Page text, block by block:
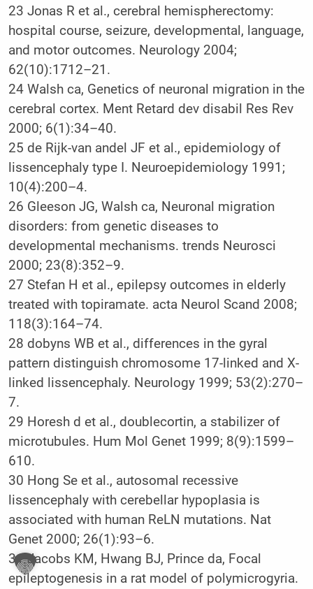
23 Jonas R et al., cerebral hemispherectomy:
hospital course, seizure, developmental, language,
and motor outcomes. Neurology 2004;
62(10):1712–21.
24 Walsh ca, Genetics of neuronal migration in the
cerebral cortex. Ment Retard dev disabil Res Rev
2000; 6(1):34–40.
25 de Rijk-van andel JF et al., epidemiology of
lissencephaly type I. Neuroepidemiology 1991;
10(4):200–4.
26 Gleeson JG, Walsh ca, Neuronal migration
disorders: from genetic diseases to
developmental mechanisms. trends Neurosci
2000; 23(8):352–9.
27 Stefan H et al., epilepsy outcomes in elderly
treated with topiramate. acta Neurol Scand 2008;
118(3):164–74.
28 dobyns WB et al., differences in the gyral
pattern distinguish chromosome 17-linked and X-
linked lissencephaly. Neurology 1999; 53(2):270–
7.
29 Horesh d et al., doublecortin, a stabilizer of
microtubules. Hum Mol Genet 1999; 8(9):1599–
610.
30 Hong Se et al., autosomal recessive
lissencephaly with cerebellar hypoplasia is
associated with human ReLN mutations. Nat
Genet 2000; 26(1):93–6.
31 Jacobs KM, Hwang BJ, Prince da, Focal
epileptogenesis in a rat model of polymicrogyria.